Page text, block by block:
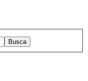
Busca